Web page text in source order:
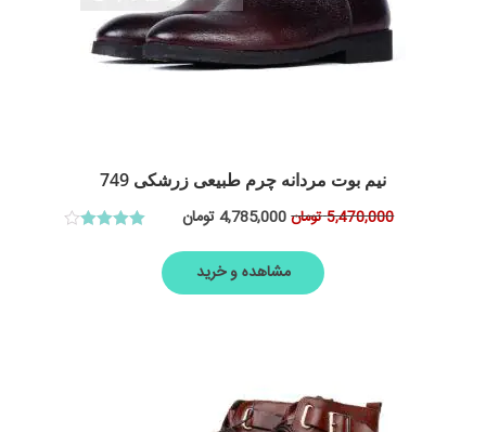
نیم بوت مردانه چرم طبیعی زرشکی 749
5,470,000تومان4,785,000تومان
مشاهده و خرید